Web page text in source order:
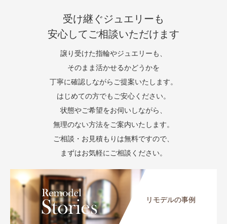
受け継ぐジュエリーも
安心してご相談いただけます
譲り受けた指輪やジュエリーも、
そのまま活かせるかどうかを
丁寧に確認しながらご提案いたします。
はじめての方でもご安心ください。
状態やご希望をお伺いしながら、
無理のない方法をご案内いたします。
ご相談・お見積もりは無料ですので、
まずはお気軽にご相談ください。
リモデルの事例